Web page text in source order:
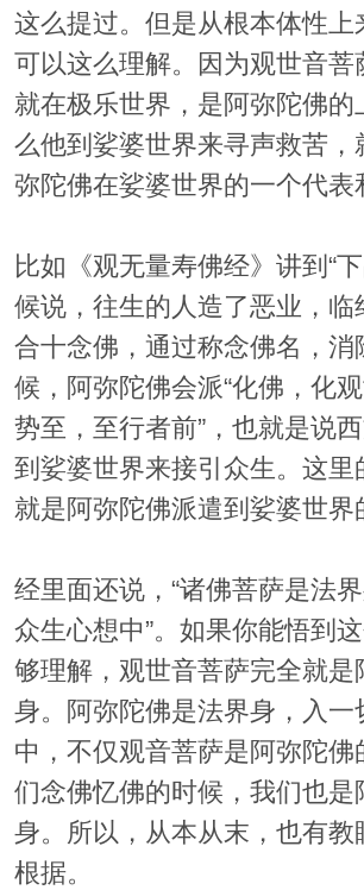
这么提过。但是从根本体性上
可以这么理解。因为观世音菩
就在极乐世界，是阿弥陀佛的
么他到娑婆世界来寻声救苦，
弥陀佛在娑婆世界的一个代表
比如《观无量寿佛经》讲到“
候说，往生的人造了恶业，临
合十念佛，通过称念佛名，消
候，阿弥陀佛会派“化佛，化
势至，至行者前”，也就是说
到娑婆世界来接引众生。这里
就是阿弥陀佛派遣到娑婆世界
经里面还说，“诸佛菩萨是法
众生心想中”。如果你能悟到
够理解，观世音菩萨完全就是
身。阿弥陀佛是法界身，入一
中，不仅观音菩萨是阿弥陀佛
们念佛忆佛的时候，我们也是
身。所以，从本从末，也有教
根据。